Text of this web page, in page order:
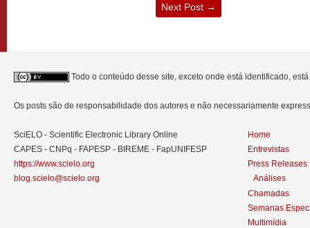
Next Post →
Todo o conteúdo desse site, exceto onde está identificado,
Os posts são de responsabilidade dos autores e não necessariamente
SciELO - Scientific Electronic Library Online
CAPES - CNPq - FAPESP - BIREME - FapUNIFESP
https://www.scielo.org
blog.scielo@scielo.org
Home
Entrevistas
Press Releases
Análises
Chamadas
Semanas
Multimídia